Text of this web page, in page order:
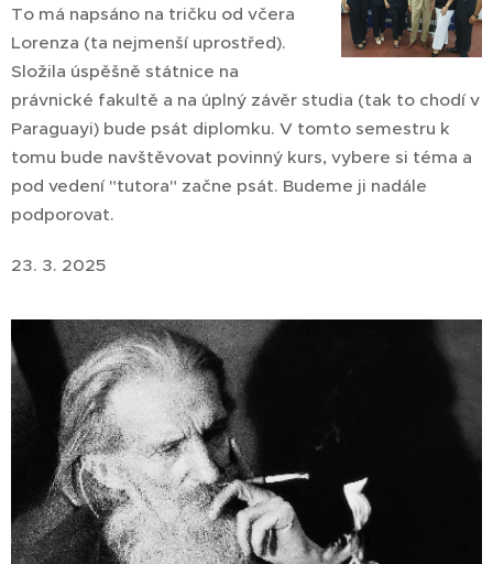
To má napsáno na tričku od včera
Lorenza (ta nejmenší uprostřed).
Složila úspěšně státnice na
právnické fakultě a na úplný závěr studia (tak to chodí v
Paraguayi) bude psát diplomku. V tomto semestru k
tomu bude navštěvovat povinný kurs, vybere si téma a
pod vedení "tutora" začne psát. Budeme ji nadále
podporovat.
23. 3. 2025